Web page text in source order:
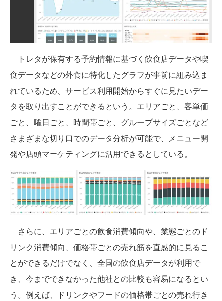
トレタが保有する予約情報に基づく飲食店データや喫
食データなどの外食に特化したグラフが事前に組み込ま
れているため、サービス利用開始からすぐに見たいデー
タを取り出すことができるという。エリアごと、客単価
ごと、曜日ごと、時間帯ごと、グループサイズごとなど
さまざまな切り口でのデータ分析が可能で、メニュー開
発や店頭マーケティングに活用できるとしている。
さらに、エリアごとの飲食消費傾向や、業態ごとのド
リンク消費傾向、価格帯ごとの売れ筋を直感的に見るこ
とができるだけでなく、全国の飲食店データが利用で
き、今までできなかった他社との比較も容易になるとい
う。例えば、ドリンクやフードの価格帯ごとの売れ行き